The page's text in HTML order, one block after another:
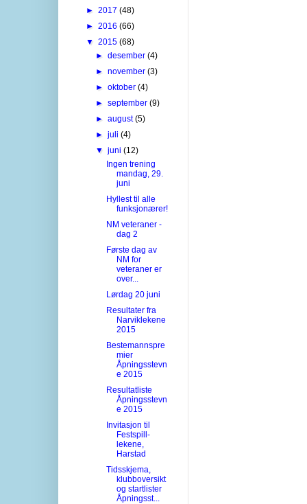
► 2017 (48)
► 2016 (66)
▼ 2015 (68)
►desember(4)
►november(3)
►oktober(4)
►september(9)
►august(5)
►juli(4)
▼juni(12)
Ingen trening
mandag, 29.
juni
Hyllest til alle
funksjonærer!
NM veteraner -
dag 2
Første dag av
NM for
veteraner er
over...
Lørdag 20 juni
Resultater fra
Narviklekene
2015
Bestemannspre
mier
Åpningsstevn
e 2015
Resultatliste
Åpningsstevn
e 2015
Invitasjon til
Festspill-
lekene,
Harstad
Tidsskjema,
klubboversikt
og startlister
Åpningsst...